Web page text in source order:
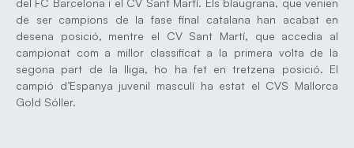
del FC Barcelona i el CV Sant Martí. Els blaugrana, que venien
de ser campions de la fase final catalana han acabat en
desena posició, mentre el CV Sant Martí, que accedia al
campionat com a millor classificat a la primera volta de la
segona part de la lliga, ho ha fet en tretzena posició. El
campió d’Espanya juvenil masculí ha estat el CVS Mallorca
Gold Sóller.